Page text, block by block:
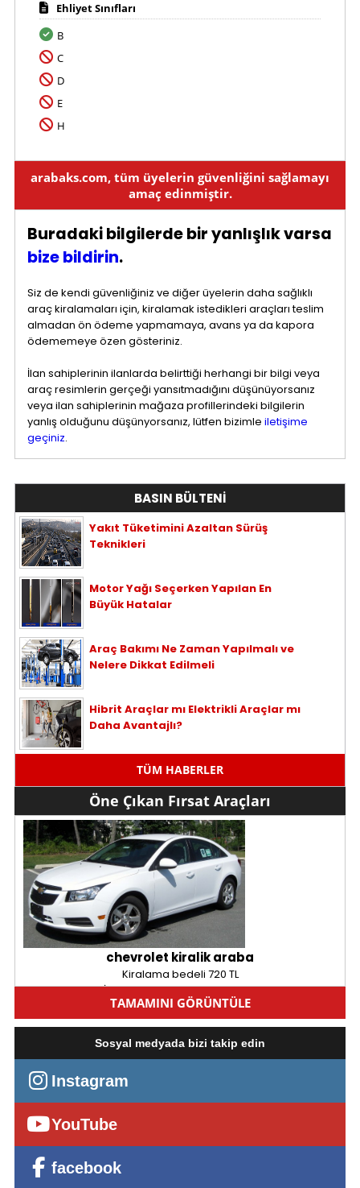
Ehliyet Sınıfları
B
C
D
E
H
arabaks.com, tüm üyelerin güvenliğini sağlamayı
amaç edinmiştir.
Buradaki bilgilerde bir yanlışlık varsa
bize bildirin.
Siz de kendi güvenliğiniz ve diğer üyelerin daha sağlıklı
araç kiralamaları için, kiralamak istedikleri araçları teslim
almadan ön ödeme yapmamaya, avans ya da kapora
ödememeye özen gösteriniz.
İlan sahiplerinin ilanlarda belirttiği herhangi bir bilgi veya
araç resimlerin gerçeği yansıtmadığını düşünüyorsanız
veya ilan sahiplerinin mağaza profillerindeki bilgilerin
yanlış olduğunu düşünyorsanız, lütfen bizimle iletişime
geçiniz.
BASIN BÜLTENİ
Yakıt Tüketimini Azaltan Sürüş
Teknikleri
Motor Yağı Seçerken Yapılan En
Büyük Hatalar
Araç Bakımı Ne Zaman Yapılmalı ve
Nelere Dikkat Edilmeli
Hibrit Araçlar mı Elektrikli Araçlar mı
Daha Avantajlı?
TÜM HABERLER
Öne Çıkan Fırsat Araçları
chevrolet kiralik araba
Kiralama bedeli 720 TL
İstanbul - Avrupa, Arnavutköy
ERC RENT DEN 2015 SIFIR SYMBOL
TAMAMINI GÖRÜNTÜLE
Sosyal medyada bizi takip edin
Instagram
YouTube
facebook